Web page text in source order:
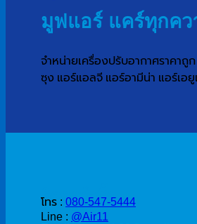
มูฟแอร์ แคร์ทุกคว
จำหน่ายเครื่องปรับอากาศราคา
ซุง แอร์แอลจี แอร์อามีน่า แอร์เอ
ติดต่อสั่งซื้อ
โทร : 080-547-5444
Line : @Air11